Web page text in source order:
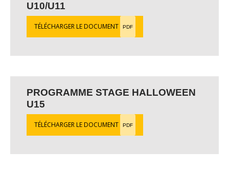
U10/U11
TÉLÉCHARGER LE DOCUMENT PDF
PROGRAMME STAGE HALLOWEEN
U15
TÉLÉCHARGER LE DOCUMENT PDF